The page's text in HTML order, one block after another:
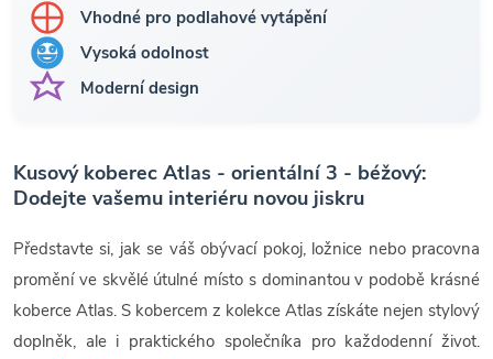
Vhodné pro podlahové vytápění
Vysoká odolnost
Moderní design
Kusový koberec Atlas - orientální 3 - béžový:
Dodejte vašemu interiéru novou jiskru
Představte si, jak se váš obývací pokoj, ložnice nebo pracovna
promění ve skvělé útulné místo s dominantou v podobě krásné
koberce Atlas. S kobercem z kolekce Atlas získáte nejen stylový
doplněk, ale i praktického společníka pro každodenní život.